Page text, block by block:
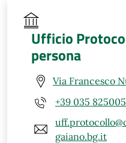
Ufficio
persona
Via Francesco
+39 035
gaiano.bg.it